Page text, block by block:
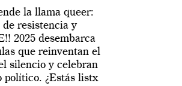
la llama queer:
de resistencia y
2025 desembarca
que reinventan el
silencio y celebran
político. ¿Estás listx